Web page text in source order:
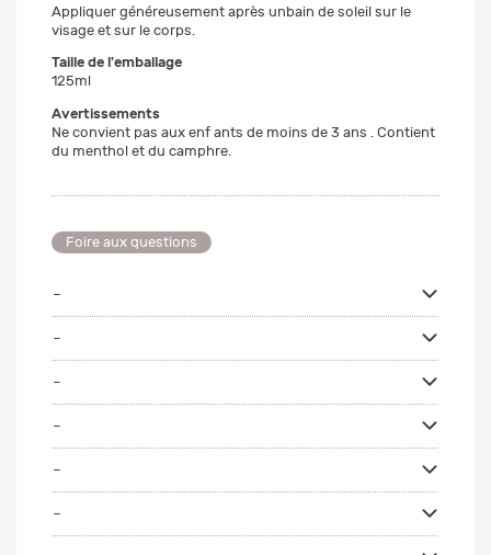
Appliquer généreusement après unbain de soleil sur le
visage et sur le corps.
Taille de l'emballage
125ml
Avertissements
Ne convient pas aux enf ants de moins de 3 ans . Contient
du menthol et du camphre.
Foire aux questions
-
-
-
-
-
-